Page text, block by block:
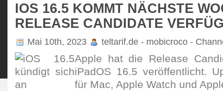
SMARTPHONES & HANDYS TABLET-PCS VERTRÄGE &
IOS 16.5 KOMMT NÄCHSTE
RELEASE CANDIDATE
Mai 10th, 2023 teltarif.de - mobicroco -
Apple hat die Release
iPadOS 16.5 veröf­fent­licht.
für Mac, Apple Watch und